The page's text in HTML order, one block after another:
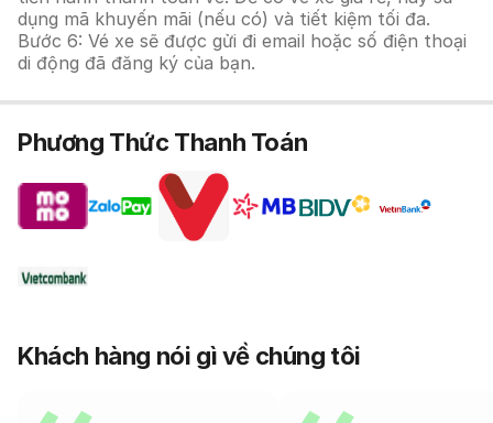
dụng mã khuyến mãi (nếu có) và tiết kiệm tối đa.
Bước 6: Vé xe sẽ được gửi đi email hoặc số điện thoại
di động đã đăng ký của bạn.
Phương Thức Thanh Toán
Khách hàng nói gì về chúng tôi